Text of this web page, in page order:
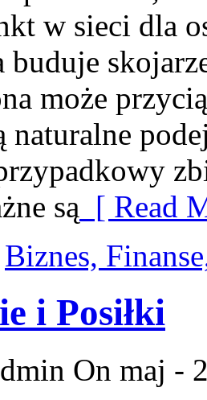
w sieci dla
buduje
może
są [ Read
Biznes,
i Posiłki
On maj -